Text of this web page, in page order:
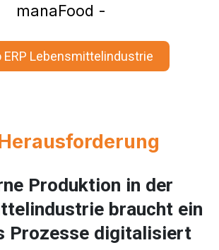
manaFood -
ERP Lebensmittelindustrie
Produktion in der
braucht ein
Prozesse digitalisiert